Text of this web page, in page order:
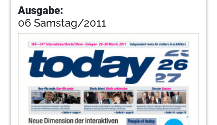
Ausgabe:
06 Samstag/2011